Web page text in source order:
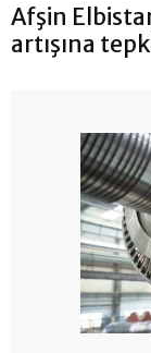
Afşin
artışına